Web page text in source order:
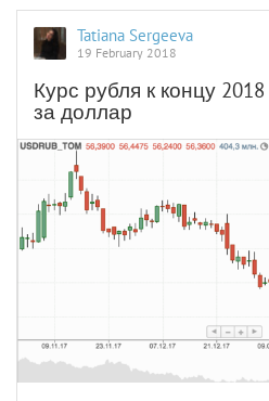
Tatiana Sergeeva
19 February 2018
Курс рубля к концу
за доллар